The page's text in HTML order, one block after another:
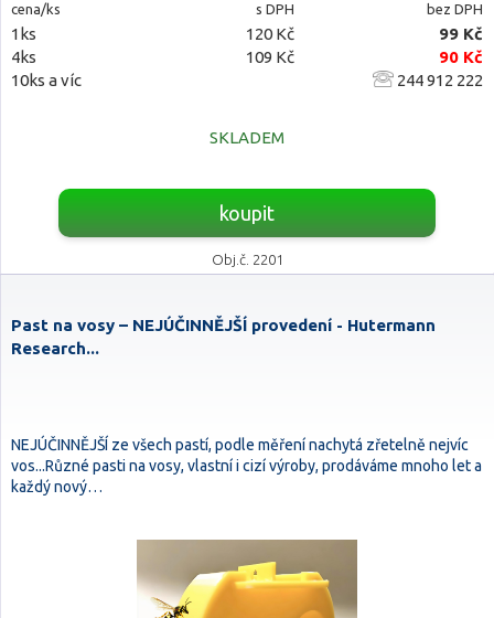
cena/ks s DPH bez DPH
1ks 120 Kč
99 Kč
4ks
109 Kč
90 Kč
10ks a víc
244 912 222
SKLADEM
koupit
Obj.č. 2201
Past na vosy – NEJÚČINNĚJŠÍ provedení - Hutermann
Research...
NEJÚČINNĚJŠÍ ze všech pastí, podle měření nachytá zřetelně nejvíc
vos...Různé pasti na vosy, vlastní i cizí výroby, prodáváme mnoho let a
každý nový…